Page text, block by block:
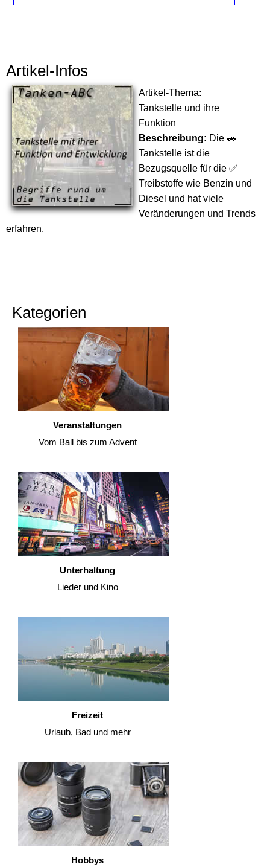
Artikel-Infos
Artikel-Thema:
Tankstelle und ihre
Funktion
Beschreibung: Die 🚗
Tankstelle ist die
Bezugsquelle für die ✅
Treibstoffe wie Benzin und
Diesel und hat viele
Veränderungen und Trends
erfahren.
Kategorien
Veranstaltungen
Vom Ball bis zum Advent
Unterhaltung
Lieder und Kino
Freizeit
Urlaub, Bad und mehr
Hobbys